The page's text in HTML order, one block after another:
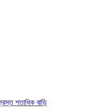
শতাধিক বাড়ি